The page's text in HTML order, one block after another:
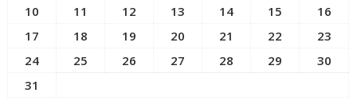
10
11 12 13 14 15
16
17
18 19 20 21 22
23
24
25 26 27 28 29
30
31